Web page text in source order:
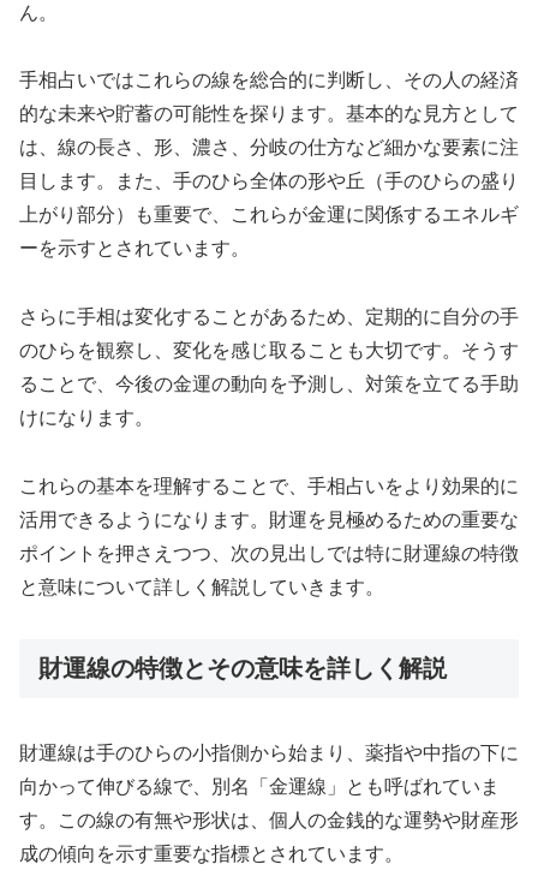
ん。
手相占いではこれらの線を総合的に判断し、その人の経済
的な未来や貯蓄の可能性を探ります。基本的な見方として
は、線の長さ、形、濃さ、分岐の仕方など細かな要素に注
目します。また、手のひら全体の形や丘（手のひらの盛り
上がり部分）も重要で、これらが金運に関係するエネルギ
ーを示すとされています。
さらに手相は変化することがあるため、定期的に自分の手
のひらを観察し、変化を感じ取ることも大切です。そうす
ることで、今後の金運の動向を予測し、対策を立てる手助
けになります。
これらの基本を理解することで、手相占いをより効果的に
活用できるようになります。財運を見極めるための重要な
ポイントを押さえつつ、次の見出しでは特に財運線の特徴
と意味について詳しく解説していきます。
財運線の特徴とその意味を詳しく解説
財運線は手のひらの小指側から始まり、薬指や中指の下に
向かって伸びる線で、別名「金運線」とも呼ばれていま
す。この線の有無や形状は、個人の金銭的な運勢や財産形
成の傾向を示す重要な指標とされています。